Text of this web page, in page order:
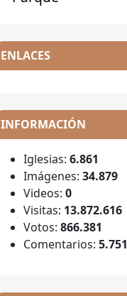
ENLACES
INFORMACIÓN
Iglesias: 6.861
Imágenes: 34.879
Videos: 0
Visitas: 13.872.616
Votos: 866.381
Comentarios: 5.751